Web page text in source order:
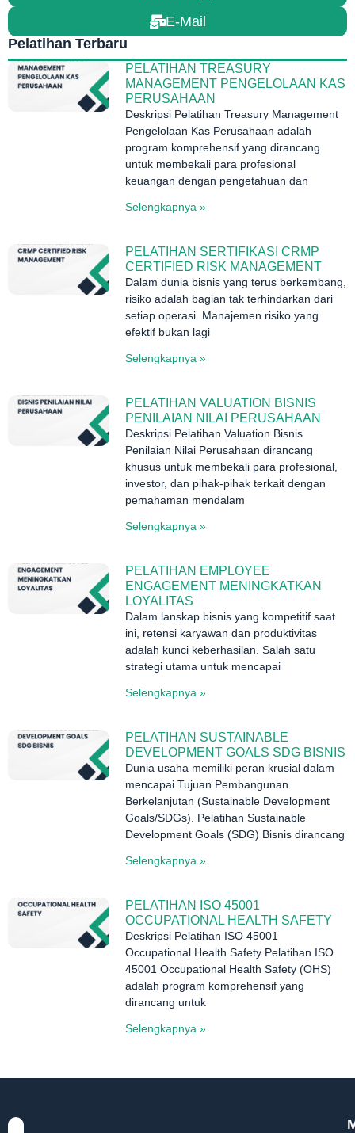
E-Mail
Pelatihan Terbaru
PELATIHAN TREASURY
MANAGEMENT PENGELOLAAN KAS
PERUSAHAAN
Deskripsi Pelatihan Treasury Management
Pengelolaan Kas Perusahaan adalah
program komprehensif yang dirancang
untuk membekali para profesional
keuangan dengan pengetahuan dan
Selengkapnya »
PELATIHAN SERTIFIKASI CRMP
CERTIFIED RISK MANAGEMENT
Dalam dunia bisnis yang terus berkembang,
risiko adalah bagian tak terhindarkan dari
setiap operasi. Manajemen risiko yang
efektif bukan lagi
Selengkapnya »
PELATIHAN VALUATION BISNIS
PENILAIAN NILAI PERUSAHAAN
Deskripsi Pelatihan Valuation Bisnis
Penilaian Nilai Perusahaan dirancang
khusus untuk membekali para profesional,
investor, dan pihak-pihak terkait dengan
pemahaman mendalam
Selengkapnya »
PELATIHAN EMPLOYEE
ENGAGEMENT MENINGKATKAN
LOYALITAS
Dalam lanskap bisnis yang kompetitif saat
ini, retensi karyawan dan produktivitas
adalah kunci keberhasilan. Salah satu
strategi utama untuk mencapai
Selengkapnya »
PELATIHAN SUSTAINABLE
DEVELOPMENT GOALS SDG BISNIS
Dunia usaha memiliki peran krusial dalam
mencapai Tujuan Pembangunan
Berkelanjutan (Sustainable Development
Goals/SDGs). Pelatihan Sustainable
Development Goals (SDG) Bisnis dirancang
Selengkapnya »
PELATIHAN ISO 45001
OCCUPATIONAL HEALTH SAFETY
Deskripsi Pelatihan ISO 45001
Occupational Health Safety Pelatihan ISO
45001 Occupational Health Safety (OHS)
adalah program komprehensif yang
dirancang untuk
Selengkapnya »